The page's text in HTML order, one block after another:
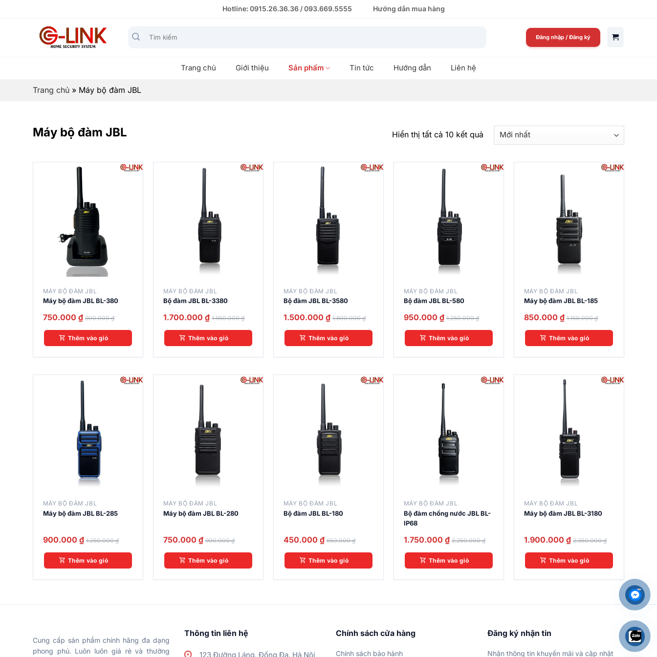
Hotline: 0915.26.36.36 / 093.669.5555 Hướng dẫn mua hàng
Tìm
Đăng nhập / Đăng ký
Trang chủ Giới thiệu Sản phẩm Tin tức Hướng dẫn Liên hệ
Trang chủ » Máy bộ đàm JBL
Máy bộ đàm JBL Hiển thị tất cả 10 kết quảĐược
sắp
theo
MÁY BỘ ĐÀM JBL
Máy bộ đàm JBL BL-380
750.000 ₫ 900.000₫
Thêm vào giỏ
MÁY BỘ ĐÀM JBL
Bộ đàm JBL BL-3380
1.700.000 ₫ 1.950.000₫
Thêm vào giỏ
MÁY BỘ ĐÀM JBL
Bộ đàm JBL BL-3580
1.500.000 ₫ 1.800.000₫
Thêm vào giỏ
MÁY BỘ ĐÀM JBL
Bộ đàm JBL BL-580
950.000 ₫ 1.250.000₫
Thêm vào giỏ
MÁY BỘ ĐÀM JBL
Máy bộ đàm JBL BL-185
850.000 ₫ 1.150.000₫
Thêm vào giỏ
MÁY BỘ ĐÀM JBL
Máy bộ đàm JBL BL-285
900.000 ₫ 1.250.000₫
Thêm vào giỏ
MÁY BỘ ĐÀM JBL
Máy bộ đàm JBL BL-280
750.000 ₫ 900.000₫
Thêm vào giỏ
MÁY BỘ ĐÀM JBL
Bộ đàm JBL BL-180
450.000 ₫ 650.000₫
Thêm vào giỏ
MÁY BỘ ĐÀM JBL
Bộ đàm chống nước JBL BL-
IP68
1.750.000 ₫ 2.250.000₫
Thêm vào giỏ
MÁY BỘ ĐÀM JBL
Máy bộ đàm JBL BL-3180
1.900.000 ₫ 2.350.000₫
Thêm vào giỏ
Cung cấp sản phẩm chính hãng đa dạng
phong phú. Luôn luôn giá rẻ và thường
Thông tin liên hệ
123 Đường Láng, Đống Đa, Hà Nội
Chính sách cửa hàng
Chính sách bảo hành
Đăng ký nhận tin
Nhận thông tin khuyến mãi và cập nhật